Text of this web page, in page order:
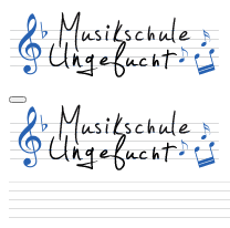
Skip
to
main
content